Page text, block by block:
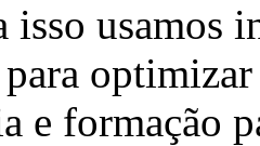
isso usamos
e formação